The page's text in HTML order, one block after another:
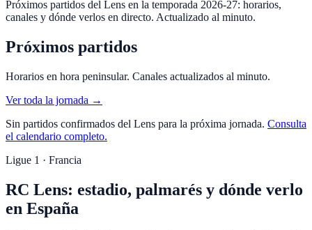
Próximos partidos del Lens en la temporada 2026-27: horarios,
canales y dónde verlos en directo. Actualizado al minuto.
Próximos partidos
Horarios en hora peninsular. Canales actualizados al minuto.
Ver toda la jornada →
Sin partidos confirmados del Lens para la próxima jornada. Consulta
el calendario completo.
Ligue 1 · Francia
RC Lens: estadio, palmarés y dónde verlo
en España